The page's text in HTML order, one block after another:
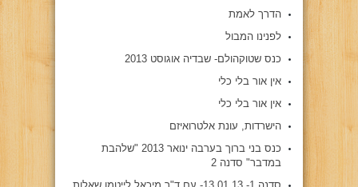
הדרך לאמת
לפנינו המבול
כנס שטוקהולם- שבדיה אוגוסט 2013
אין אור בלי כלי
אין אור בלי כלי
הישרדות, עונת אלטרואיזם
כנס בני ברוך בערבה ינואר 2013 "שלהבת
במדבר" סדנה 2